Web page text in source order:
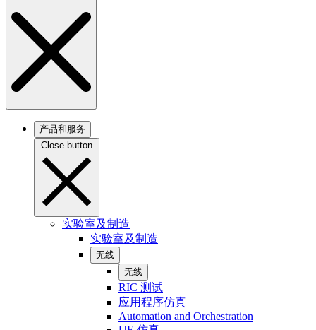
产品和服务
Close button
实验室及制造
实验室及制造
无线
无线
RIC 测试
应用程序仿真
Automation and Orchestration